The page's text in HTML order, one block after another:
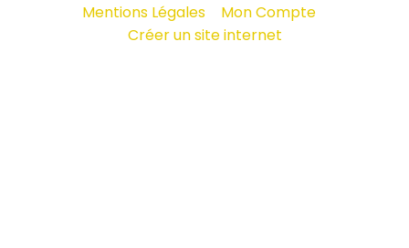
Mentions Légales
Mon Compte
Créer un site internet